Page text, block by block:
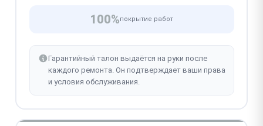
100%покрытие работ
Гарантийный талон выдаётся на руки после
каждого ремонта. Он подтверждает ваши права
и условия обслуживания.